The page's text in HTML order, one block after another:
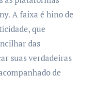
A faixa é hino de
que
das
suas verdadeiras
de